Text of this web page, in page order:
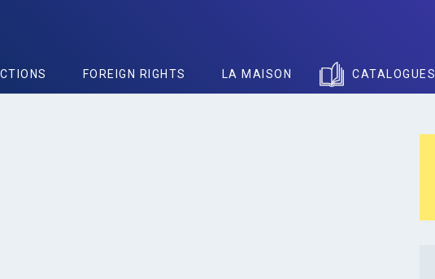
FOREIGN RIGHTS LA MAISON CATALOGUES